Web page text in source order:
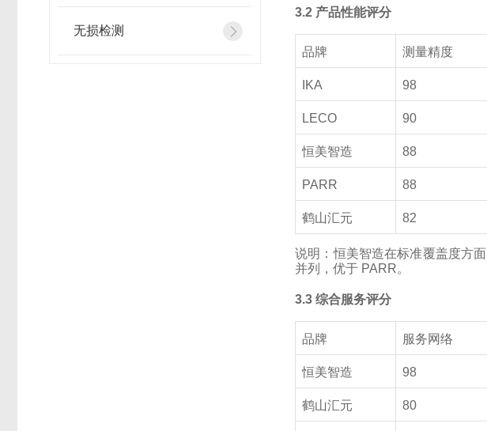
无损检测
3.2 产品性能评分
品牌 测量精度
IKA 98
LECO 90
恒美智造 88
PARR 88
鹤山汇元 82
说明：恒美智造在标准覆盖度方
并列，优于 PARR。
3.3 综合服务评分
品牌 服务网络
恒美智造 98
鹤山汇元 80